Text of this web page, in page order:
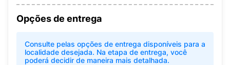
Opções de entrega
Consulte pelas opções de entrega disponíveis para a
localidade desejada. Na etapa de entrega, você
poderá decidir de maneira mais detalhada.